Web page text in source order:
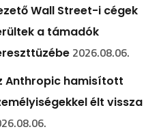
Wall Street-i cégek
a támadók
2026.08.06.
Anthropic hamisított
élt vissza